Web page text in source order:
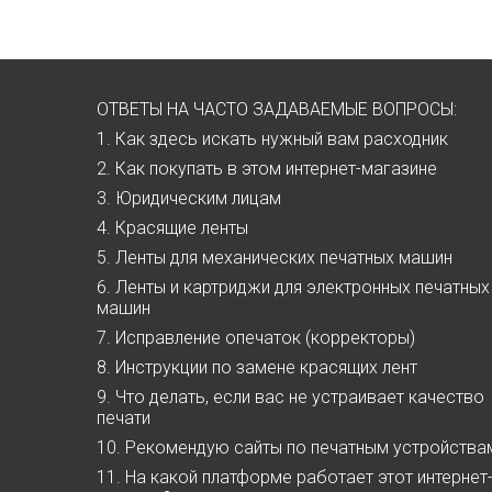
ОТВЕТЫ НА ЧАСТО ЗАДАВАЕМЫЕ ВОПРОСЫ:
1. Как здесь искать нужный вам расходник
2. Как покупать в этом интернет-магазине
3. Юридическим лицам
4. Красящие ленты
5. Ленты для механических печатных машин
6. Ленты и картриджи для электронных печатных
машин
7. Исправление опечаток (корректоры)
8. Инструкции по замене красящих лент
9. Что делать, если вас не устраивает качество
печати
10. Рекомендую сайты по печатным
11. На какой платформе работает этот интернет-